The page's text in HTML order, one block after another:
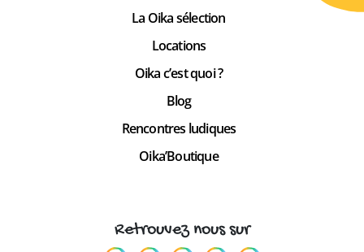
La Oika sélection
Locations
Oika c’est quoi ?
Blog
Rencontres ludiques
Oika’Boutique
Retrouvez nous sur